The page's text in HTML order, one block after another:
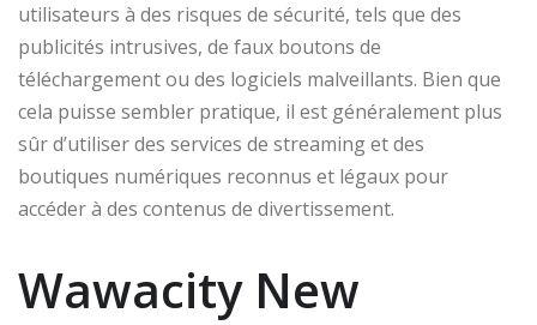
utilisateurs à des risques de sécurité, tels que des
publicités intrusives, de faux boutons de
téléchargement ou des logiciels malveillants. Bien que
cela puisse sembler pratique, il est généralement plus
sûr d’utiliser des services de streaming et des
boutiques numériques reconnus et légaux pour
accéder à des contenus de divertissement.
Wawacity New